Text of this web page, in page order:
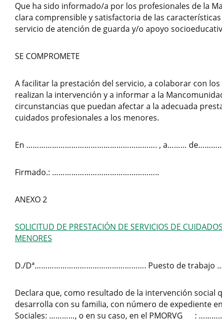
Que ha sido informado/a por los profesionales de la
clara comprensible y satisfactoria de las
servicio de atención de guarda y/o apoyo
SE COMPROMETE
A facilitar la prestación del servicio, a colaborar con
realizan la intervención y a informar a la
circunstancias que puedan afectar a la adecuada
cuidados profesionales a los menores.
En ……………………………………………………. , a………
Firmado.: …………………………………………..
ANEXO 2
SOLICITUD DE PRESTACIÓN DE SERVICIOS DE
MENORES
D./Dª……………………………………………. Puesto de trabajo
Declara que, como resultado de la intervención social
desarrolla con su familia, con número de expediente
Sociales: …………, o en su caso, en el PMORVG :